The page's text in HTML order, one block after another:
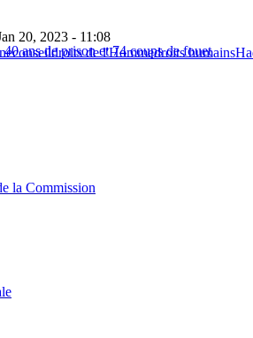
ans de prison et 74 coups de fouet
20, 2023 - 11:08
conseildroits de l'Hommedroits humains
la Commission